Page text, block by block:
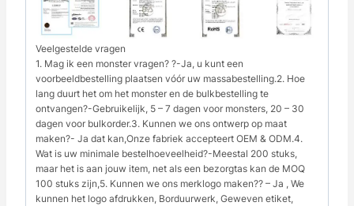
Veelgestelde vragen
1. Mag ik een monster vragen? ?-Ja, u kunt een
voorbeeldbestelling plaatsen vóór uw massabestelling.2. Hoe
lang duurt het om het monster en de bulkbestelling te
ontvangen?-Gebruikelijk, 5 – 7 dagen voor monsters, 20 – 30
dagen voor bulkorder.3. Kunnen we ons ontwerp op maat
maken?- Ja dat kan,Onze fabriek accepteert OEM & ODM.4.
Wat is uw minimale bestelhoeveelheid?-Meestal 200 stuks,
maar het is aan jouw item, net als een bezorgtas kan de MOQ
100 stuks zijn,5. Kunnen we ons merklogo maken?? – Ja , We
kunnen het logo afdrukken, Borduurwerk, Geweven etiket,